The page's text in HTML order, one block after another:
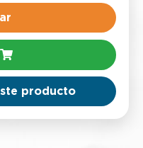
producto